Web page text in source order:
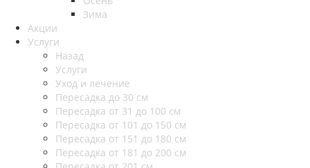
Зима
Акции
Услуги
Назад
Услуги
Уход и лечение
Пересадка до 30 см
Пересадка от 31 до 100 см
Пересадка от 101 до 150 см
Пересадка от 151 до 180 см
Пересадка от 181 до 200 см